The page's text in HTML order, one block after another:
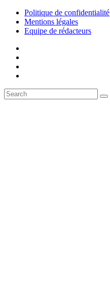
Politique de confidentialité
Mentions légales
Equipe de rédacteurs